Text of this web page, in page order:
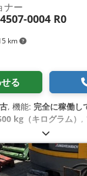
km
ナー
0004 R0
る
, 機能: 完全に稼働し
kg（キログラム） ,